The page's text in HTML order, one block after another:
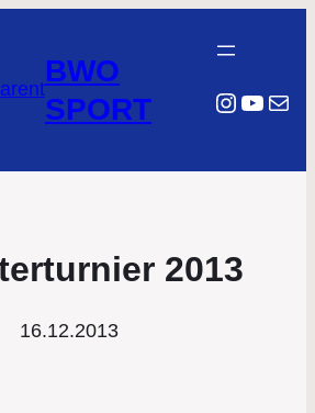
BWO
SPORT
E-Mail
2013
16.12.2013